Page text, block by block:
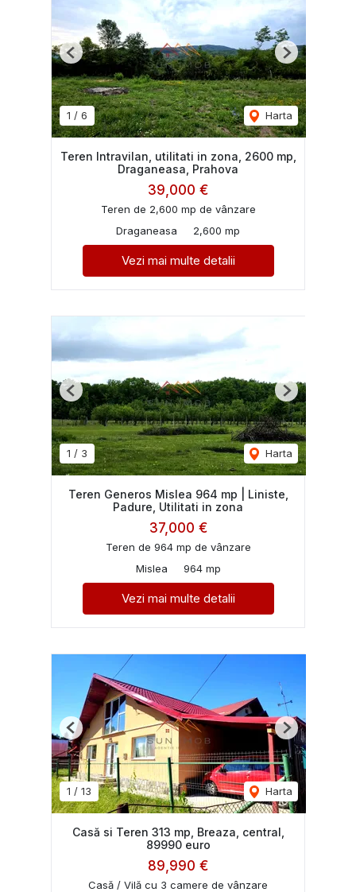
1 / 6 Harta
Previous Next
Teren Intravilan, utilitati in zona, 2600 mp,
Draganeasa, Prahova
39,000 €
Teren de 2,600 mp de vânzare
Draganeasa
2,600 mp
Vezi mai multe detalii
1 / 3 Harta
Previous Next
Teren Generos Mislea 964 mp | Liniste,
Padure, Utilitati in zona
37,000 €
Teren de 964 mp de vânzare
Mislea
964 mp
Vezi mai multe detalii
1 / 13 Harta
Previous Next
Casă si Teren 313 mp, Breaza, central,
89990 euro
89,990 €
Casă / Vilă cu 3 camere de vânzare